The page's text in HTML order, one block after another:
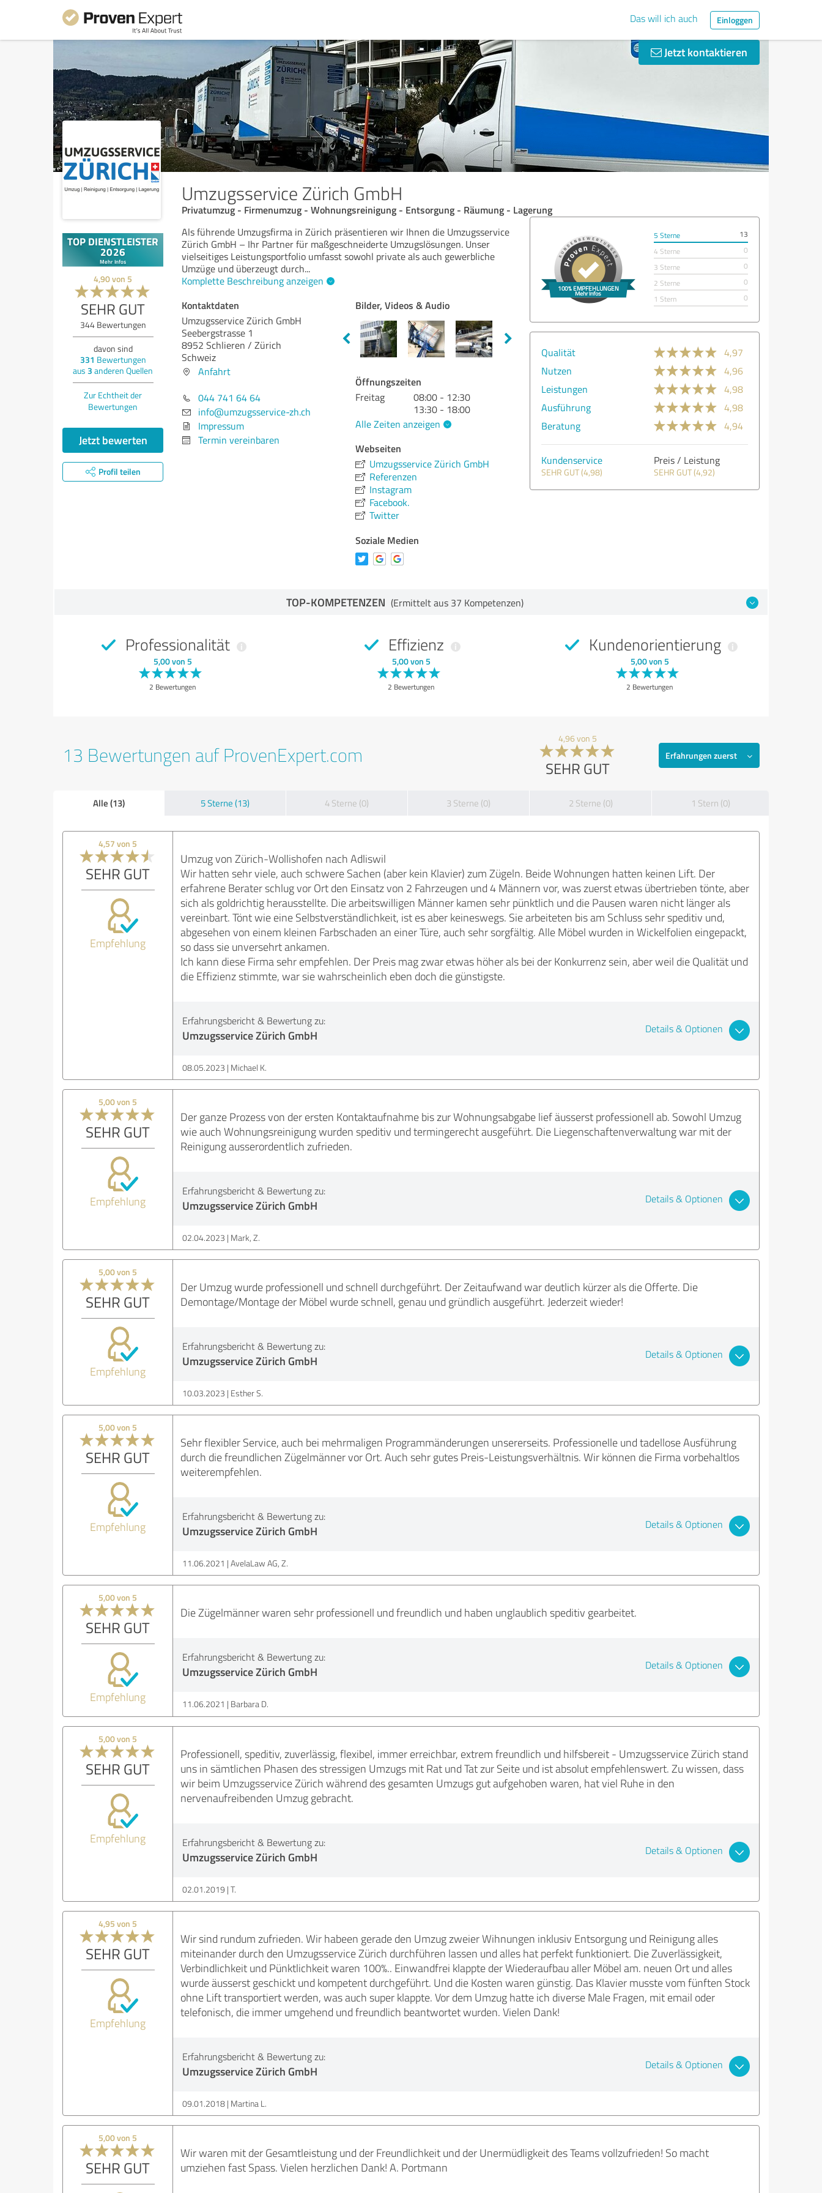
Das will ich auch Einloggen
Jetzt kontaktieren
Umzugsservice Zürich GmbH
Privatumzug - Firmenumzug - Wohnungsreinigung - Entsorgung - Räumung - Lagerung
4,90von 5
SEHR GUT
344Bewertungen
davon sind
331 Bewertungen
aus 3 anderen Quellen
Zur Echtheit der
Bewertungen
Jetzt bewerten
Profil teilen
Als führende Umzugsfirma in Zürich präsentieren wir Ihnen die Umzugsservice
Zürich GmbH – Ihr Partner für maßgeschneiderte Umzugslösungen. Unser
vielseitiges Leistungsportfolio umfasst sowohl private als auch gewerbliche
Umzüge und überzeugt durch...
Komplette Beschreibung anzeigen
Kontaktdaten
Umzugsservice Zürich GmbH
Seebergstrasse 1
8952 Schlieren / Zürich
Schweiz
Anfahrt
044 741 64 64
info@umzugsservice-zh.ch
Impressum
Termin vereinbaren
Bilder, Videos & Audio
Öffnungszeiten
Freitag
08:00 - 12:30
13:30 - 18:00
Alle Zeiten anzeigen
Webseiten
Umzugsservice Zürich GmbH
Referenzen
Instagram
Facebook.
Twitter
Soziale Medien
5 Sterne
13
4 Sterne
0
3 Sterne
0
2 Sterne
0
1 Stern
0
Qualität
4,97
Nutzen
4,96
Leistungen
4,98
Ausführung
4,98
Beratung
4,94
Kundenservice
SEHR GUT (4,98)
Preis / Leistung
SEHR GUT (4,92)
TOP-KOMPETENZEN (Ermittelt aus 37 Kompetenzen)
Professionalität
5,00 von 5
2 Bewertungen
Effizienz
5,00 von 5
2 Bewertungen
Kundenorientierung
5,00 von 5
2 Bewertungen
13 Bewertungen auf ProvenExpert.com
4,96 von 5
SEHR GUT
Erfahrungen zuerst
Alle (13) 5 Sterne (13) 4 Sterne (0) 3 Sterne (0) 2 Sterne (0) 1 Stern (0)
4,57 von 5
SEHR GUT
Empfehlung
Umzug von Zürich-Wollishofen nach Adliswil
Wir hatten sehr viele, auch schwere Sachen (aber kein Klavier) zum Zügeln. Beide Wohnungen hatten keinen Lift. Der
erfahrene Berater schlug vor Ort den Einsatz von 2 Fahrzeugen und 4 Männern vor, was zuerst etwas übertrieben tönte, aber
sich als goldrichtig herausstellte. Die arbeitswilligen Männer kamen sehr pünktlich und die Pausen waren nicht länger als
vereinbart. Tönt wie eine Selbstverständlichkeit, ist es aber keineswegs. Sie arbeiteten bis am Schluss sehr speditiv und,
abgesehen von einem kleinen Farbschaden an einer Türe, auch sehr sorgfältig. Alle Möbel wurden in Wickelfolien eingepackt,
so dass sie unversehrt ankamen.
Ich kann diese Firma sehr empfehlen. Der Preis mag zwar etwas höher als bei der Konkurrenz sein, aber weil die Qualität und
die Effizienz stimmte, war sie wahrscheinlich eben doch die günstigste.
Erfahrungsbericht & Bewertung zu:
Umzugsservice Zürich GmbH Details & Optionen
08.05.2023 Michael K.
5,00 von 5
SEHR GUT
Empfehlung
Der ganze Prozess von der ersten Kontaktaufnahme bis zur Wohnungsabgabe lief äusserst professionell ab. Sowohl Umzug
wie auch Wohnungsreinigung wurden speditiv und termingerecht ausgeführt. Die Liegenschaftenverwaltung war mit der
Reinigung ausserordentlich zufrieden.
Erfahrungsbericht & Bewertung zu:
Umzugsservice Zürich GmbH Details & Optionen
02.04.2023 Mark, Z.
5,00 von 5
SEHR GUT
Empfehlung
Der Umzug wurde professionell und schnell durchgeführt. Der Zeitaufwand war deutlich kürzer als die Offerte. Die
Demontage/Montage der Möbel wurde schnell, genau und gründlich ausgeführt. Jederzeit wieder!
Erfahrungsbericht & Bewertung zu:
Umzugsservice Zürich GmbH Details & Optionen
10.03.2023 Esther S.
5,00 von 5
SEHR GUT
Empfehlung
Sehr flexibler Service, auch bei mehrmaligen Programmänderungen unsererseits. Professionelle und tadellose Ausführung
durch die freundlichen Zügelmänner vor Ort. Auch sehr gutes Preis-Leistungsverhältnis. Wir können die Firma vorbehaltlos
weiterempfehlen.
Erfahrungsbericht & Bewertung zu:
Umzugsservice Zürich GmbH Details & Optionen
11.06.2021 AvelaLaw AG, Z.
5,00 von 5
SEHR GUT
Empfehlung
Die Zügelmänner waren sehr professionell und freundlich und haben unglaublich speditiv gearbeitet.
Erfahrungsbericht & Bewertung zu:
Umzugsservice Zürich GmbH Details & Optionen
11.06.2021 Barbara D.
5,00 von 5
SEHR GUT
Empfehlung
Professionell, speditiv, zuverlässig, flexibel, immer erreichbar, extrem freundlich und hilfsbereit - Umzugsservice Zürich stand
uns in sämtlichen Phasen des stressigen Umzugs mit Rat und Tat zur Seite und ist absolut empfehlenswert. Zu wissen, dass
wir beim Umzugsservice Zürich während des gesamten Umzugs gut aufgehoben waren, hat viel Ruhe in den
nervenaufreibenden Umzug gebracht.
Erfahrungsbericht & Bewertung zu:
Umzugsservice Zürich GmbH Details & Optionen
02.01.2019 T.
4,95 von 5
SEHR GUT
Empfehlung
Wir sind rundum zufrieden. Wir habeen gerade den Umzug zweier Wihnungen inklusiv Entsorgung und Reinigung alles
miteinander durch den Umzugsservice Zürich durchführen lassen und alles hat perfekt funktioniert. Die Zuverlässigkeit,
Verbindlichkeit und Pünktlichkeit waren 100%.. Einwandfrei klappte der Wiederaufbau aller Möbel am. neuen Ort und alles
wurde äusserst geschickt und kompetent durchgeführt. Und die Kosten waren günstig. Das Klavier musste vom fünften Stock
ohne Lift transportiert werden, was auch super klappte. Vor dem Umzug hatte ich diverse Male Fragen, mit email oder
telefonisch, die immer umgehend und freundlich beantwortet wurden. Vielen Dank!
Erfahrungsbericht & Bewertung zu:
Umzugsservice Zürich GmbH Details & Optionen
09.01.2018 Martina L.
5,00 von 5
SEHR GUT
Wir waren mit der Gesamtleistung und der Freundlichkeit und der Unermüdligkeit des Teams vollzufrieden! So macht
umziehen fast Spass. Vielen herzlichen Dank! A. Portmann